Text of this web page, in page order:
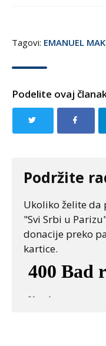
Tagovi: EMANUEL
Podelite ovaj
Podržite
Ukoliko želite da
"Svi Srbi u
donacije preko
kartice.